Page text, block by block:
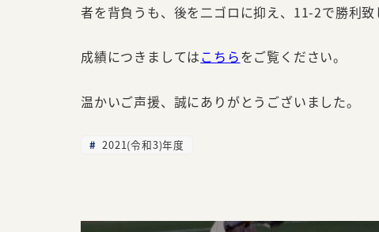
者を背負うも、後を二ゴロに抑え、11-2で勝利致
成績につきましてはこちらをご覧ください。
温かいご声援、誠にありがとうございました。
2021(令和3)年度